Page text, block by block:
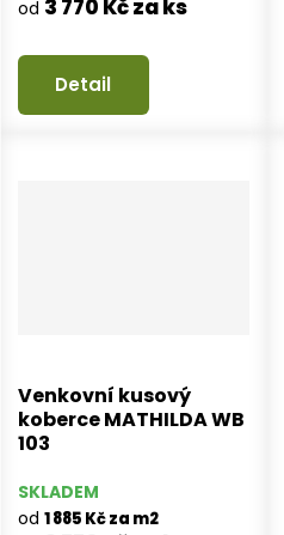
od 3 770 Kč za ks
Detail
Venkovní kusový
koberce MATHILDA WB
103
od 1 885 Kč za m2
SKLADEM